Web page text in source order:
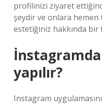
profilinizi ziyaret
şeydir ve onlara hemen
estetiğiniz hakkında bir
yapılır?
Instagram